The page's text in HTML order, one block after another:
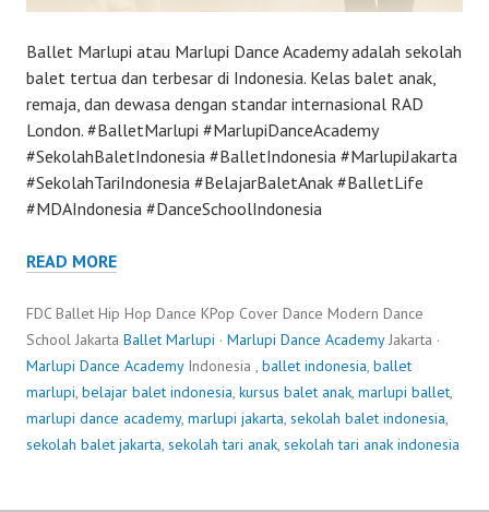
Ballet Marlupi atau Marlupi Dance Academy adalah sekolah
balet tertua dan terbesar di Indonesia. Kelas balet anak,
remaja, dan dewasa dengan standar internasional RAD
London. #BalletMarlupi #MarlupiDanceAcademy
#SekolahBaletIndonesia #BalletIndonesia #MarlupiJakarta
#SekolahTariIndonesia #BelajarBaletAnak #BalletLife
#MDAIndonesia #DanceSchoolIndonesia
READ MORE
FDC Ballet Hip Hop Dance KPop Cover Dance Modern Dance
School Jakarta Ballet Marlupi · Marlupi Dance AcademyJakarta ·
Marlupi Dance AcademyIndonesia , ballet indonesia ballet
marlupi belajar balet indonesia kursus balet anak marlupi ballet
marlupi dance academy, marlupi jakarta sekolah balet indonesia
sekolah balet jakarta sekolah tari anak sekolah tari anak indonesia